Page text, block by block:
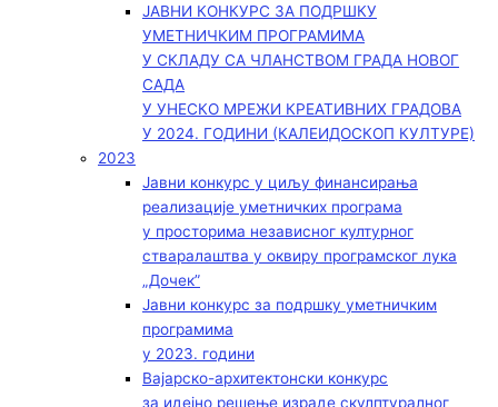
ЈАВНИ КОНКУРС ЗА ПОДРШКУ
УМЕТНИЧКИМ ПРОГРАМИМА
У СКЛАДУ СА ЧЛАНСТВОМ ГРАДА НОВОГ
САДА
У УНЕСКО МРЕЖИ КРЕАТИВНИХ ГРАДОВА
У 2024. ГОДИНИ (КАЛЕИДОСКОП КУЛТУРЕ)
2023
Јавни конкурс у циљу финансирања
реализације уметничких програма
у просторима независног културног
стваралаштва у оквиру програмског лука
„Дочек”
Јавни конкурс за подршку уметничким
програмима
у 2023. години
Вајарско-архитектонски конкурс
за идејно решење израде скулптуралног